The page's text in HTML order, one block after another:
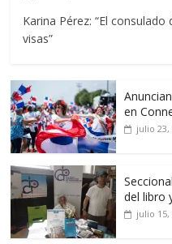
Karina Pérez: “El
visas”
en
julio 23,
del libro
julio 15,